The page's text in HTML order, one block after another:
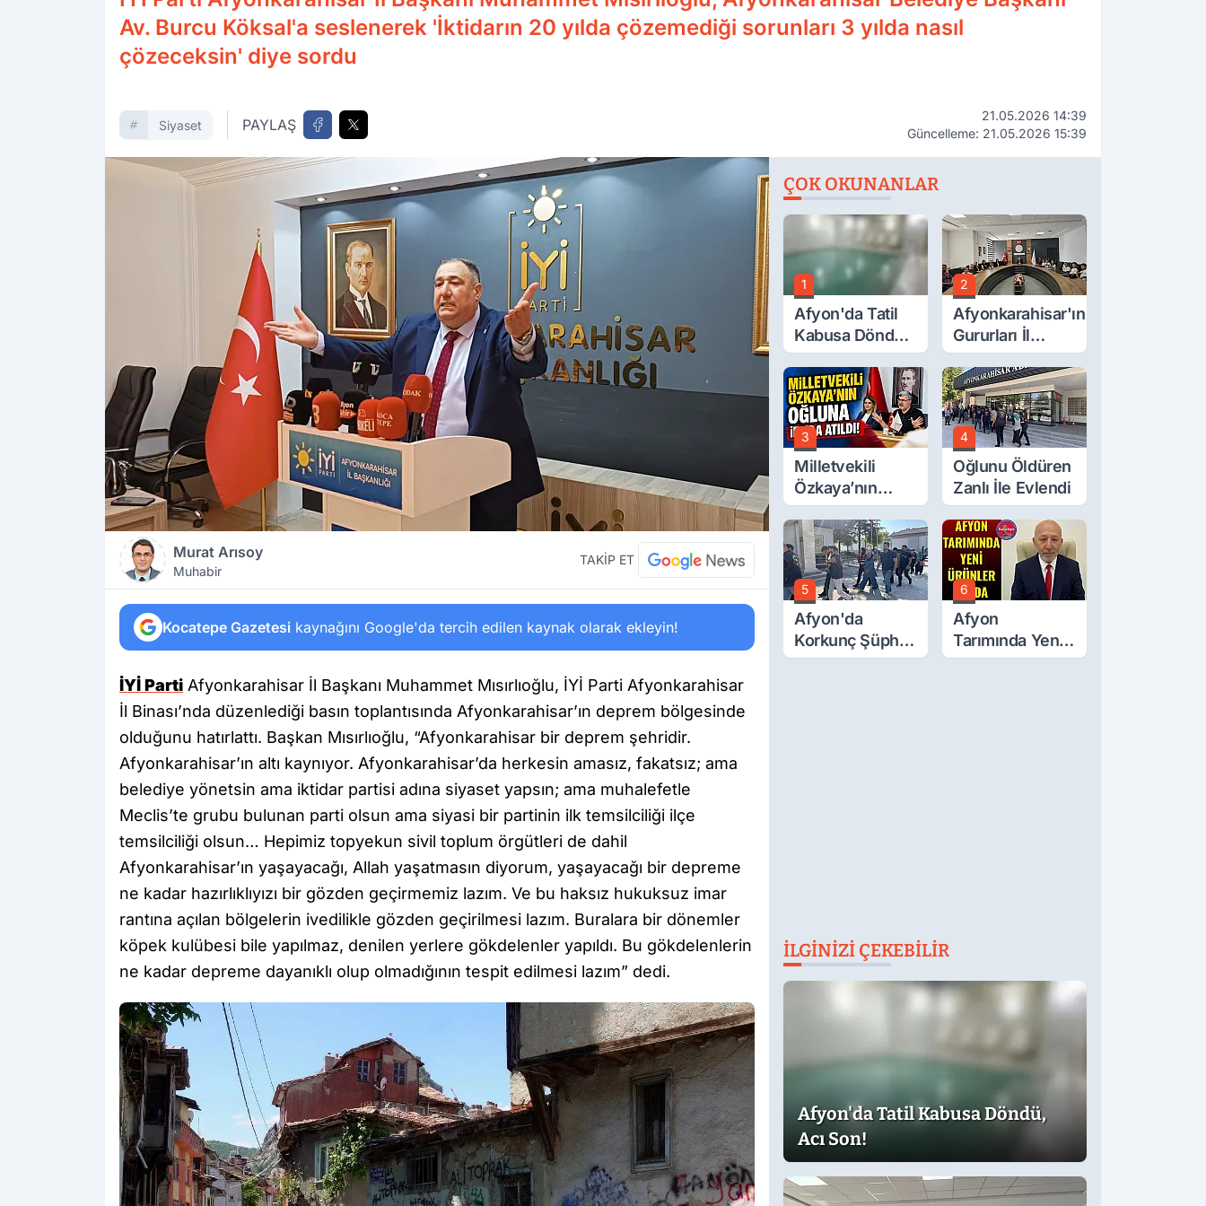
Av. Burcu Köksal'a seslenerek 'İktidarın 20 yılda çözemediği sorunları 3 yılda nasıl
çözeceksin' diye sordu
Siyaset PAYLAŞ
21.05.2026 14:39
Güncelleme: 21.05.2026 15:39
Murat Arısoy
Muhabir
TAKİP ET
Kocatepe Gazetesi kaynağını Google'da tercih edilen kaynak olarak ekleyin!
İYİ Parti Afyonkarahisar İl Başkanı Muhammet Mısırlıoğlu, İYİ Parti Afyonkarahisar
İl Binası’nda düzenlediği basın toplantısında Afyonkarahisar’ın deprem bölgesinde
olduğunu hatırlattı. Başkan Mısırlıoğlu, “Afyonkarahisar bir deprem şehridir.
Afyonkarahisar’ın altı kaynıyor. Afyonkarahisar’da herkesin amasız, fakatsız; ama
belediye yönetsin ama iktidar partisi adına siyaset yapsın; ama muhalefetle
Meclis’te grubu bulunan parti olsun ama siyasi bir partinin ilk temsilciliği ilçe
temsilciliği olsun… Hepimiz topyekun sivil toplum örgütleri de dahil
Afyonkarahisar’ın yaşayacağı, Allah yaşatmasın diyorum, yaşayacağı bir depreme
ne kadar hazırlıklıyızı bir gözden geçirmemiz lazım. Ve bu haksız hukuksuz imar
rantına açılan bölgelerin ivedilikle gözden geçirilmesi lazım. Buralara bir dönemler
köpek kulübesi bile yapılmaz, denilen yerlere gökdelenler yapıldı. Bu gökdelenlerin
ne kadar depreme dayanıklı olup olmadığının tespit edilmesi lazım” dedi.
ÇOK OKUNANLAR
1
Afyon'da Tatil
Kabusa Döndü,
Acı Son!
2
Afyonkarahisar'ın
Gururları İl
Müdürüyle
Buluştu
3
Milletvekili
Özkaya’nın
Oğluna İftira
Atıldı
4
Oğlunu Öldüren
Zanlı İle Evlendi
5
Afyon'da
Korkunç Şüphe!
Düştü Mü,
6
Afyon
Tarımında Yeni
Ürünler Yolda
İLGINIZI ÇEKEBILIR
Afyon'da Tatil Kabusa Döndü,
Acı Son!